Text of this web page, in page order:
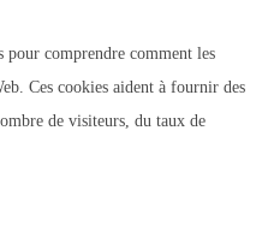
pour comprendre comment les
Ces cookies aident à fournir des
de visiteurs, du taux de